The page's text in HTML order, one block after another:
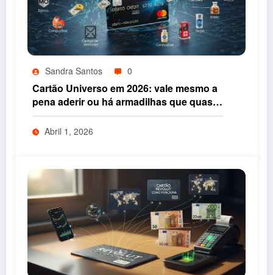
Sandra Santos 0
Cartão Universo em 2026: vale mesmo a
pena aderir ou há armadilhas que quase
ninguém vê
Abril 1, 2026